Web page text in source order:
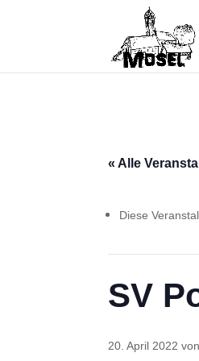
« Alle
Diese
SV
20. April 2022